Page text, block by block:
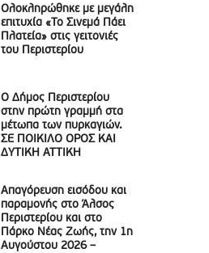
Ολοκληρώθηκε με μεγάλη
επιτυχία «Το Σινεμά Πάει
Πλατεία» στις γειτονιές
του Περιστερίου
Ο Δήμος Περιστερίου
στην πρώτη γραμμή στα
μέτωπα των πυρκαγιών.
ΣΕ ΠΟΙΚΙΛΟ ΟΡΟΣ ΚΑΙ
ΔΥΤΙΚΗ ΑΤΤΙΚΗ
Απαγόρευση εισόδου και
παραμονής στο Άλσος
Περιστερίου και στο
Πάρκο Νέας Ζωής, την 1η
Αυγούστου 2026 –